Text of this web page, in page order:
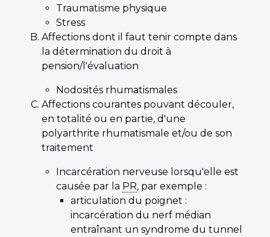
Traumatisme physique
Stress
Affections dont il faut tenir compte dans
la détermination du droit à
pension/l'évaluation
Nodosités rhumatismales
Affections courantes pouvant découler,
en totalité ou en partie, d'une
polyarthrite rhumatismale et/ou de son
traitement
Incarcération nerveuse lorsqu'elle est
causée par la PR, par exemple :
articulation du poignet :
incarcération du nerf médian
entraînant un syndrome du tunnel